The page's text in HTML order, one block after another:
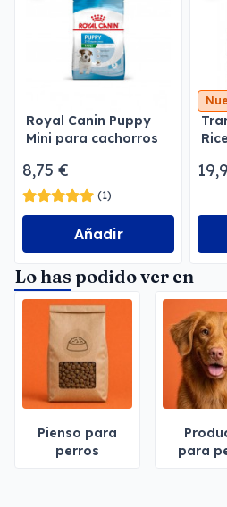
Royal Canin Puppy
Mini para cachorros
8,75 €
(1)
Añadir
Lo has podido ver en
Pienso para
perros
para